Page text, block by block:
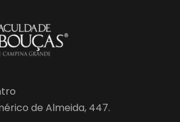
de Almeida, 447.